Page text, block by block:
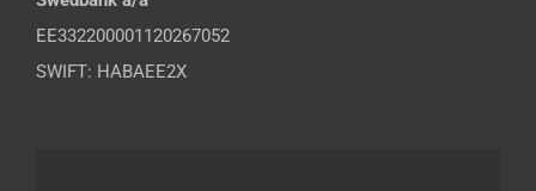
EE332200001120267052
SWIFT: HABAEE2X